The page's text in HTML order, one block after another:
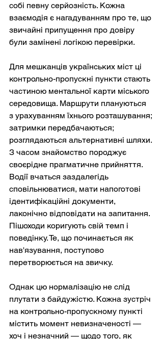
собі певну серйозність. Кожна
взаємодія є нагадуванням про те, що
звичайні припущення про довіру
були замінені логікою перевірки.
Для мешканців українських міст ці
контрольно-пропускні пункти стають
частиною ментальної карти міського
середовища. Маршрути плануються
з урахуванням їхнього розташування;
затримки передбачаються;
розглядаються альтернативні шляхи.
З часом знайомство породжує
своєрідне прагматичне прийняття.
Водії вчаться заздалегідь
сповільнюватися, мати напоготові
ідентифікаційні документи,
лаконічно відповідати на запитання.
Пішоходи коригують свій темп і
поведінку. Те, що починається як
нав'язування, поступово
перетворюється на звичку.
Однак цю нормалізацію не слід
плутати з байдужістю. Кожна зустріч
на контрольно-пропускному пункті
містить момент невизначеності —
хоч і незначний — щодо того, як